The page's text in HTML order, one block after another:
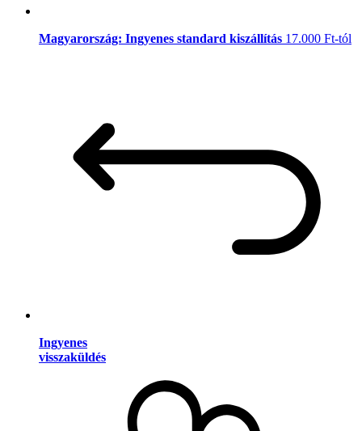
Magyarország: Ingyenes standard kiszállítás 17.000 Ft-tól
Ingyenes
visszaküldés